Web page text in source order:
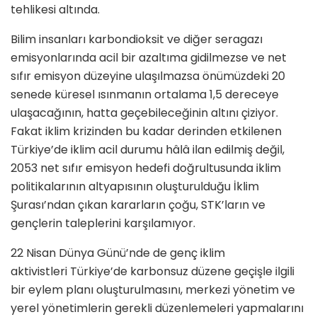
tehlikesi altında.
Bilim insanları karbondioksit ve diğer seragazı
emisyonlarında acil bir azaltıma gidilmezse ve net
sıfır emisyon düzeyine ulaşılmazsa önümüzdeki 20
senede küresel ısınmanın ortalama 1,5 dereceye
ulaşacağının, hatta geçebileceğinin altını çiziyor.
Fakat iklim krizinden bu kadar derinden etkilenen
Türkiye’de iklim acil durumu hâlâ ilan edilmiş değil,
2053 net sıfır emisyon hedefi doğrultusunda iklim
politikalarının altyapısının oluşturulduğu İklim
Şurası’ndan çıkan kararların çoğu, STK’ların ve
gençlerin taleplerini karşılamıyor.
22 Nisan Dünya Günü’nde de genç iklim
aktivistleri Türkiye’de karbonsuz düzene geçişle ilgili
bir eylem planı oluşturulmasını, merkezi yönetim ve
yerel yönetimlerin gerekli düzenlemeleri yapmalarını